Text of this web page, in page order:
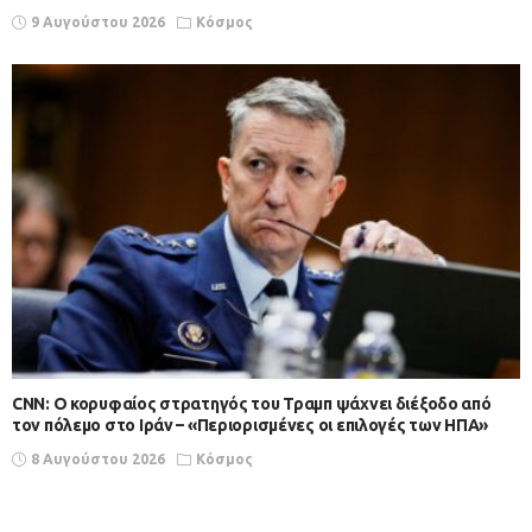
9 Αυγούστου 2026 Κόσμος
CNN: Ο κορυφαίος στρατηγός του Τραμπ ψάχνει διέξοδο από
τον πόλεμο στο Ιράν – «Περιορισμένες οι επιλογές των ΗΠΑ»
8 Αυγούστου 2026 Κόσμος